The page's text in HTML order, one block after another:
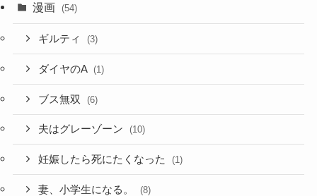
漫画 (54)
ギルティ (3)
ダイヤのA (1)
ブス無双 (6)
夫はグレーゾーン (10)
妊娠したら死にたくなった (1)
妻、小学生になる。 (8)